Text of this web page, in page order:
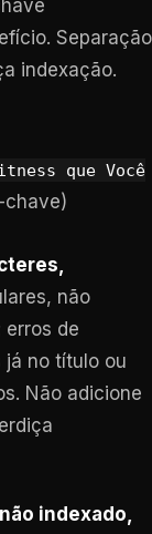
Separação
indexação.
que Você
chave)
não
de
no título ou
Não adicione
indexado,